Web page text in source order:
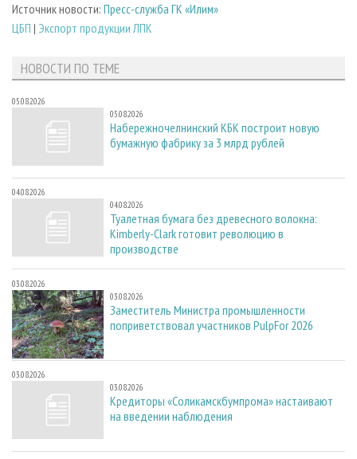
Источник новости: Пресс-служба ГК «Илим»
ЦБП | Экспорт продукции ЛПК
НОВОСТИ ПО ТЕМЕ
05.08.2026
05.08.2026
Набережночелнинский КБК построит новую
бумажную фабрику за 3 млрд рублей
04.08.2026
04.08.2026
Туалетная бумага без древесного волокна:
Kimberly-Clark готовит революцию в
производстве
03.08.2026
03.08.2026
Заместитель Министра промышленности
поприветствовал участников PulpFor 2026
03.08.2026
03.08.2026
Кредиторы «Соликамскбумпрома» настаивают
на введении наблюдения